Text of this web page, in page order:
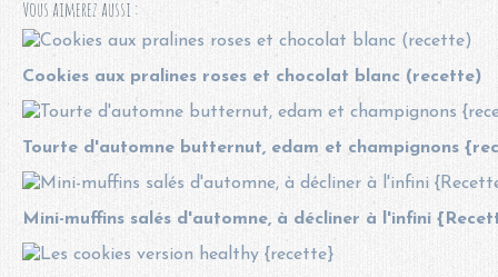
Vous aimerez aussi :
Cookies aux pralines roses et chocolat blanc (recette)
Tourte d'automne butternut, edam et champignons
Mini-muffins salés d'automne, à décliner à l'infini